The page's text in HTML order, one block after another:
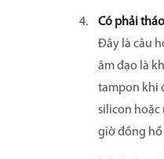
Có phải
Đây là câu
âm đạo là
tampon khi
silicon hoặc
giờ đồng hồ